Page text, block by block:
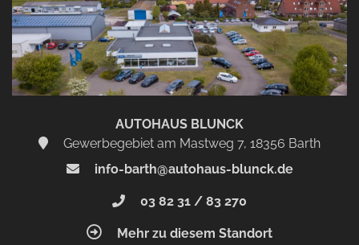
Zustimmen
und
aktivieren
AUTOHAUS BLUNCK
Gewerbegebiet am Mastweg 7, 18356 Barth
info-barth@autohaus-blunck.de
03 82 31 / 83 270
Mehr zu diesem Standort